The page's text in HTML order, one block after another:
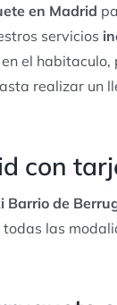
en Madrid
servicios
el
realizar un
con
Barrio de
todas las